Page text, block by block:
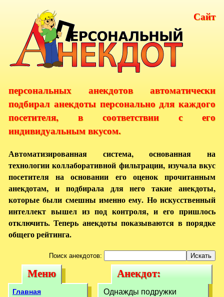
Сайт
персональных анекдотов автоматически
подбирал анекдоты персонально для каждого
посетителя, в соответствии с его
индивидуальным вкусом.
Автоматизированная система, основанная на
технологии коллаборативной фильтрации, изучала вкус
посетителя на основании его оценок прочитанным
анекдотам, и подбирала для него такие анекдоты,
которые были смешны именно ему. Но искусственный
интеллект вышел из под контроля, и его пришлось
отключить. Теперь анекдоты показываются в порядке
общего рейтинга.
Поиск анекдотов:
Меню
Меню
Главная
Анекдот:
Однажды
Анекдот:
Однажды
Однажды подружки